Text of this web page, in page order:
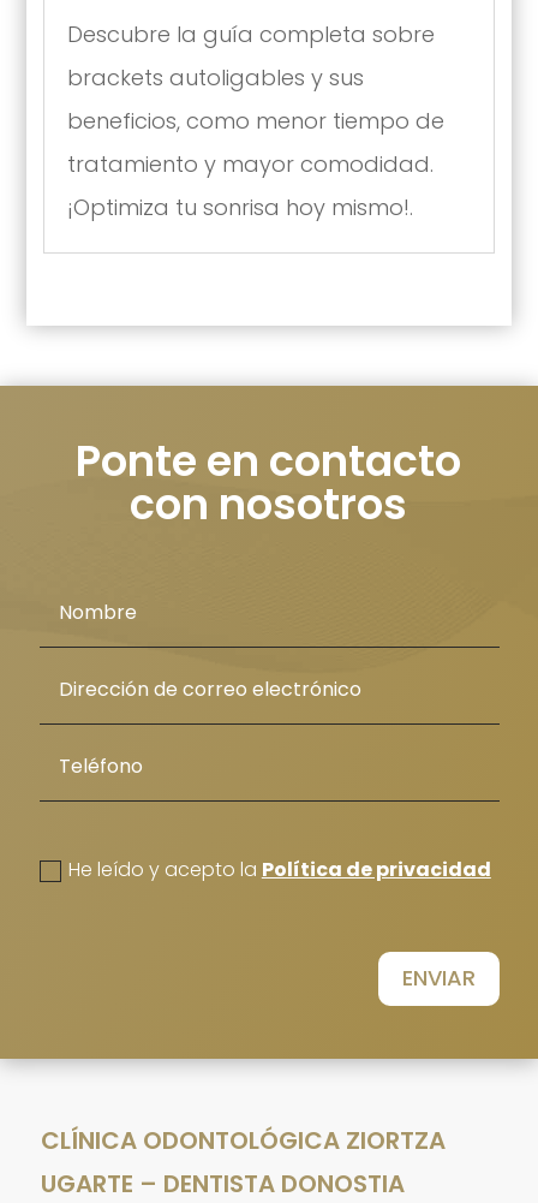
Descubre la guía completa sobre
brackets autoligables y sus
beneficios, como menor tiempo de
tratamiento y mayor comodidad.
¡Optimiza tu sonrisa hoy mismo!.
Ponte en contacto
con nosotros
He leído y acepto la Política de privacidad
ENVIAR
CLÍNICA ODONTOLÓGICA ZIORTZA
UGARTE – DENTISTA DONOSTIA